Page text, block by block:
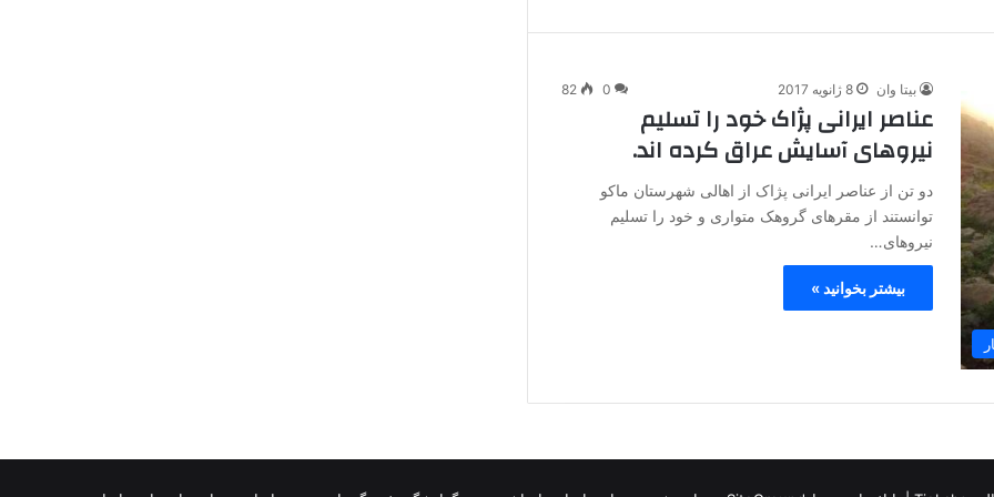
بیتا وان 8 ژانویه 2017 0
82
عناصر ایرانی پژاک خود را تسلیم
نیروهای آسایش عراق کرده اند.
دو تن از عناصر ایرانی پژاک از اهالی شهرستان ماکو
توانستند از مقرهای گروهک متواری و خود را تسلیم
نیروهای…
بیشتر بخوانید »